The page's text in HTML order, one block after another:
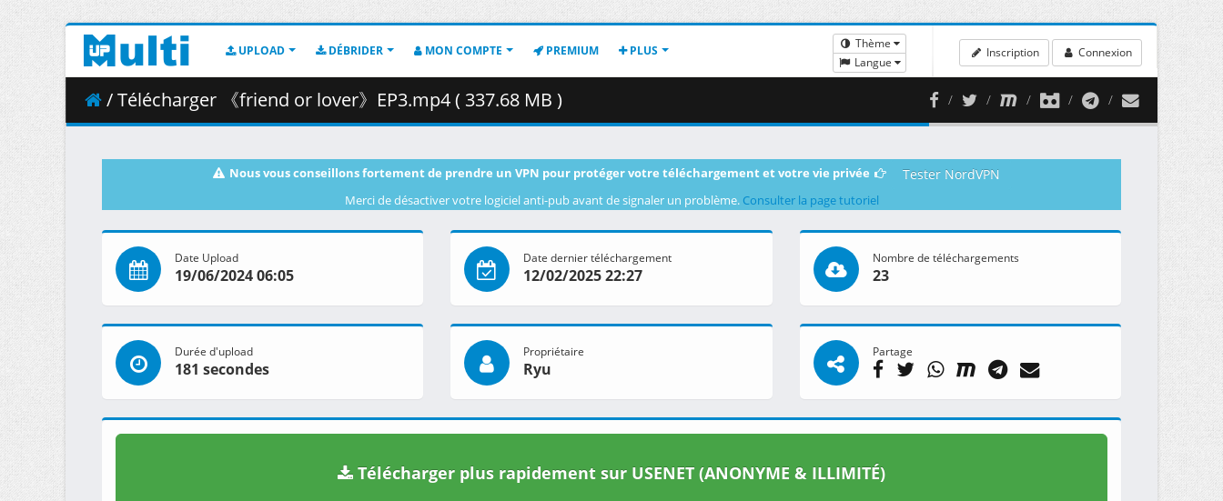
UPLOAD DÉBRIDER MON COMPTE PREMIUM PLUS
Thème
Langue
Inscription Connexion
/ Télécharger 《friend or lover》EP3.mp4 ( 337.68 MB )
Nous vous conseillons fortement de prendre un VPN pour protéger votre téléchargement et votre vie privée Tester NordVPN
Merci de désactiver votre logiciel anti-pub avant de signaler un problème. Consulter la page tutoriel
Date Upload
19/06/2024 06:05
Date dernier téléchargement
12/02/2025 22:27
Nombre de téléchargements
23
Durée d'upload
181 secondes
Propriétaire
Ryu
Partage
Télécharger plus rapidement sur USENET (ANONYME & ILLIMITÉ)